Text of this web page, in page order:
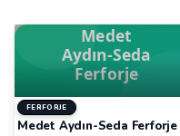
FERFORJE
Medet Aydın-Seda Ferforje